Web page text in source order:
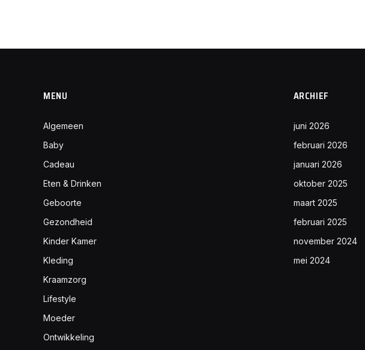
MENU
Algemeen
Baby
Cadeau
Eten & Drinken
Geboorte
Gezondheid
Kinder Kamer
Kleding
Kraamzorg
Lifestyle
Moeder
Ontwikkeling
ARCHIEF
juni 2026
februari 2026
januari 2026
oktober 2025
maart 2025
februari 2025
november 2024
mei 2024